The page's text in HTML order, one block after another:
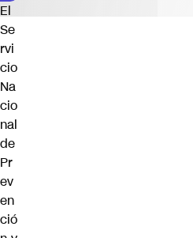
El
Se
rvi
cio
Na
cio
nal
de
Pr
ev
en
ció